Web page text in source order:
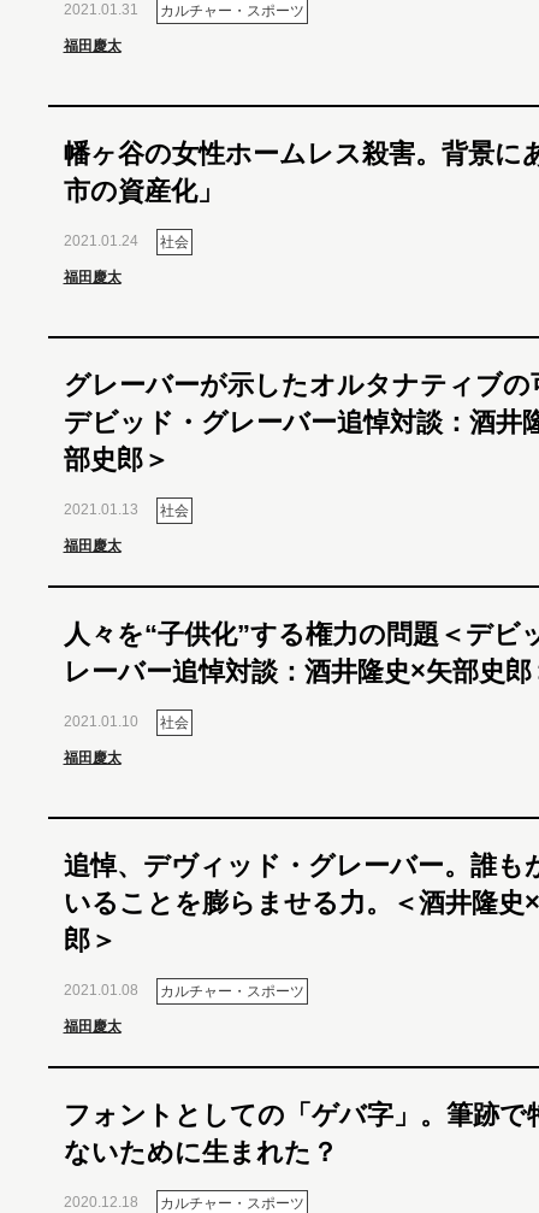
2021.01.31 カルチャー・スポーツ
福田慶太
幡ヶ谷の女性ホームレス殺害。背景に
市の資産化」
2021.01.24 社会
福田慶太
グレーバーが示したオルタナティブの
デビッド・グレーバー追悼対談：酒井
部史郎＞
2021.01.13 社会
福田慶太
人々を“子供化”する権力の問題＜デビ
レーバー追悼対談：酒井隆史×矢部史郎
2021.01.10 社会
福田慶太
追悼、デヴィッド・グレーバー。誰も
いることを膨らませる力。＜酒井隆史
郎＞
2021.01.08 カルチャー・スポーツ
福田慶太
フォントとしての「ゲバ字」。筆跡で
ないために生まれた？
2020.12.18 カルチャー・スポーツ